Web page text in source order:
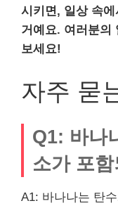
시키면, 일상 속
거예요. 여러분의
보세요!
자주 묻
Q1: 바나
소가 포
A1: 바나나는 탄